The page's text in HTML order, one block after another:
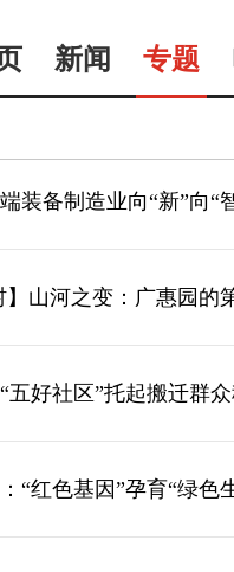
新闻 专题
装备制造业向“新”向“
】山河之变：广惠园的
五好社区”托起搬迁群
“红色基因”孕育“绿色